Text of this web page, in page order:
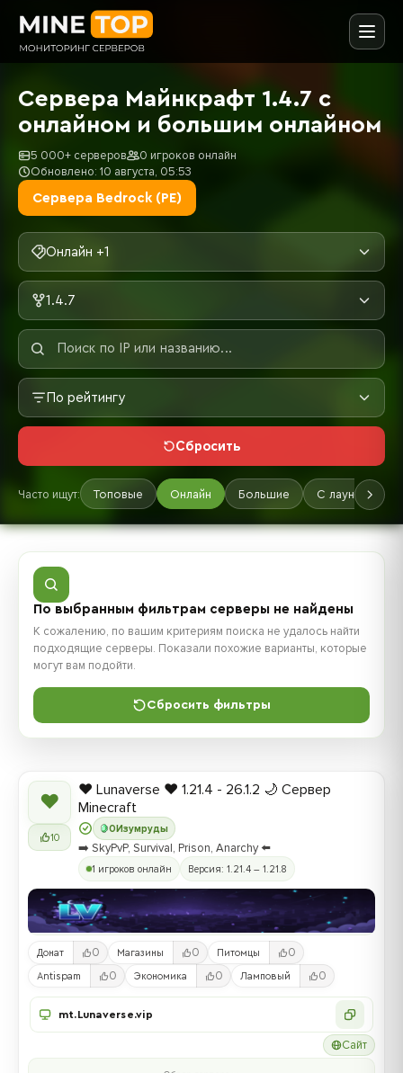
Сервера Майнкрафт 1.4.7 с
онлайном и большим онлайном
5 000+ серверов
0 игроков онлайн
Обновлено: 10 августа, 05:53
Сервера Bedrock (PE)
Онлайн +1
1.4.7
По рейтингу
Сбросить
Часто ищут: Топовые Онлайн Большие С лаунчером
По выбранным фильтрам серверы не найдены
К сожалению, по вашим критериям поиска не удалось найти
подходящие серверы. Показали похожие варианты, которые
могут вам подойти.
Сбросить фильтры
❤
10
0Изумруды
❤️ Lunaverse ❤️ 1.21.4 - 26.1.2 🌙 Сервер
Minecraft
➡️ SkyPvP, Survival, Prison, Anarchy ⬅️
1 игроков онлайн Версия: 1.21.4 – 1.21.8
Донат 0 Магазины 0 Питомцы 0
Antispam 0 Экономика 0 Ламповый 0
mt.Lunaverse.vip
Сайт